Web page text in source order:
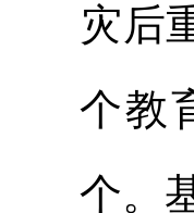
灾后
个教
个。